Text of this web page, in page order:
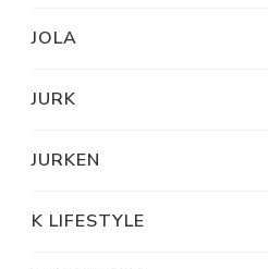
JOLA
JURK
JURKEN
K LIFESTYLE